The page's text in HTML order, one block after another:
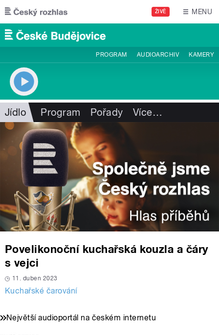
Přejít k hlavnímu obsahu
ŽIVĚ MENU
PROGRAM AUDIOARCHIV KAMERY
Jídlo Program Pořady Více…
Povelikonoční kuchařská kouzla a čáry
s vejci
11. duben 2023
Kuchařské čarování
Největší audioportál na českém internetu